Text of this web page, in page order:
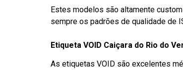
Estes modelos são altamente
sempre os padrões de qualidade de
Etiqueta VOID Caiçara do Rio do
As etiquetas VOID são excelentes